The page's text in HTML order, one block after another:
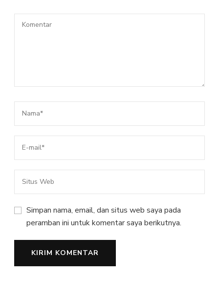
Simpan nama, email, dan situs web saya pada
peramban ini untuk komentar saya berikutnya.